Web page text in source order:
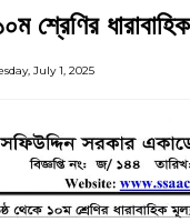
শ্রেণির
July 1, 2025